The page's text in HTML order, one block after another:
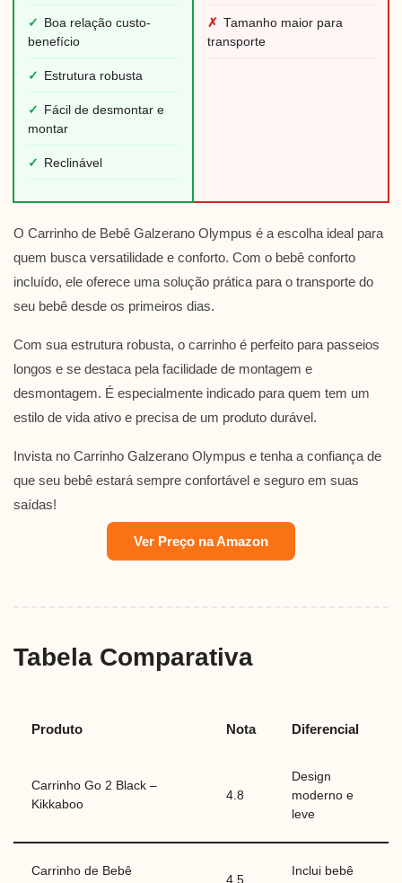
✓
Boa relação custo-
benefício
✓ Estrutura robusta
✓
Fácil de desmontar e
montar
✓ Reclinável
✗ Tamanho maior para
transporte
O Carrinho de Bebê Galzerano Olympus é a escolha ideal para
quem busca versatilidade e conforto. Com o bebê conforto
incluído, ele oferece uma solução prática para o transporte do
seu bebê desde os primeiros dias.
Com sua estrutura robusta, o carrinho é perfeito para passeios
longos e se destaca pela facilidade de montagem e
desmontagem. É especialmente indicado para quem tem um
estilo de vida ativo e precisa de um produto durável.
Invista no Carrinho Galzerano Olympus e tenha a confiança de
que seu bebê estará sempre confortável e seguro em suas
saídas!
Ver Preço na Amazon
Tabela Comparativa
Produto Nota Diferencial
Carrinho Go 2 Black –
Kikkaboo
4.8
Design
moderno e
leve
Carrinho de Bebê
4.5
Inclui bebê